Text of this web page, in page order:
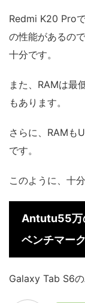
Redmi K20 Pro
の性能があるので
十分です。
また、RAMは最
もあります。
さらに、RAMも
です。
このように、十
Antutu55万
ベンチマーク
Galaxy Tab S6